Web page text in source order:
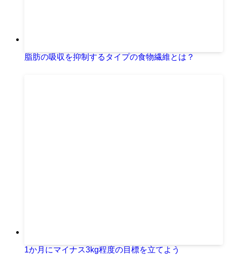
脂肪の吸収を抑制するタイプの食物繊維とは？
1か月にマイナス3kg程度の目標を立てよう